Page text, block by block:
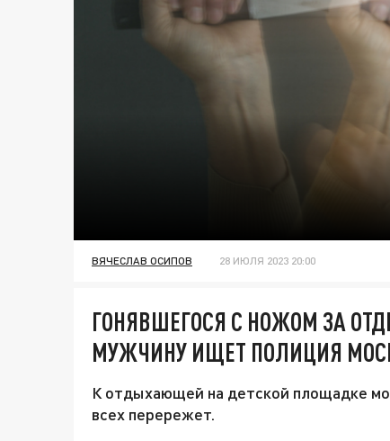
ВЯЧЕСЛАВ ОСИПОВ 28 ИЮЛЯ 2023 20:00
ГОНЯВШЕГОСЯ С НОЖОМ ЗА
МУЖЧИНУ ИЩЕТ ПОЛИЦИЯ
К отдыхающей на детской площадке
всех перережет.